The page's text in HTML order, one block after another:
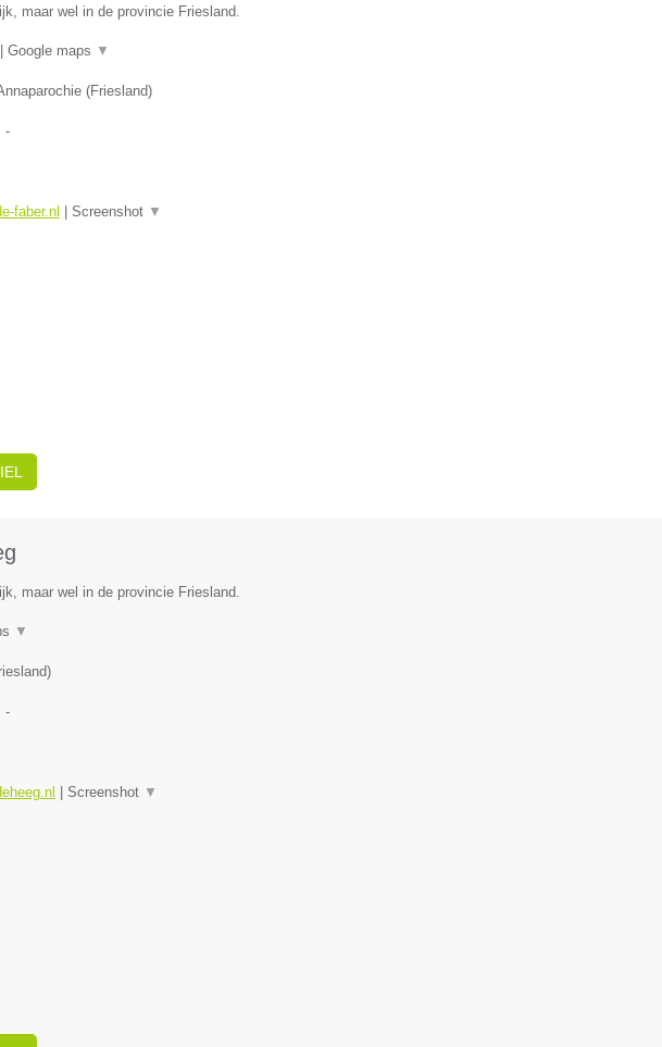
maar wel in de provincie Friesland.
Google maps ▼
(Friesland)
-
faber.nl Screenshot ▼
maar wel in de provincie Friesland.
▼
)
-
Screenshot ▼